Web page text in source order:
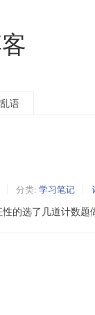
语
分类: 学习笔记
的选了几道计数题